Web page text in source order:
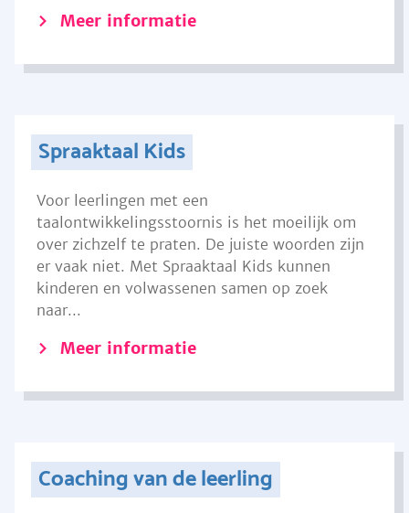
Meer informatie
Spraaktaal Kids
Voor leerlingen met een
taalontwikkelingsstoornis is het moeilijk om
over zichzelf te praten. De juiste woorden zijn
er vaak niet. Met Spraaktaal Kids kunnen
kinderen en volwassenen samen op zoek
naar...
Meer informatie
Coaching van de leerling